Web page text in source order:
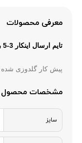
معرفی محصولات
تایم ارسال اینکار 3-5 روز کاری بعد از ثبت سفارش میباشد .
پیش کار گلدوزی شده
مشخصات محصول
سایز